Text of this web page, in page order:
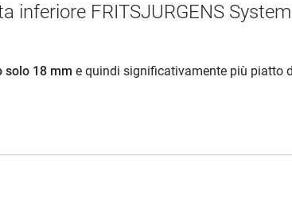
inferiore FRITSJURGENS System
solo 18 mm e quindi significativamente più piatto